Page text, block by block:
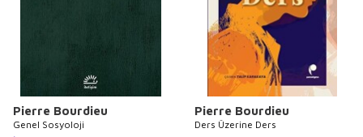
Pierre Bourdieu
Genel Sosyoloji
Pierre Bourdieu
Ders Üzerine Ders